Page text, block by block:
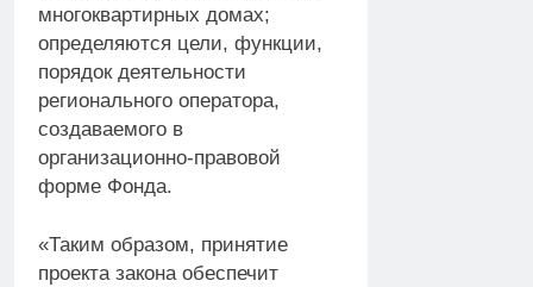
многоквартирных домах;
определяются цели, функции,
порядок деятельности
регионального оператора,
создаваемого в
организационно-правовой
форме Фонда.
«Таким образом, принятие
проекта закона обеспечит